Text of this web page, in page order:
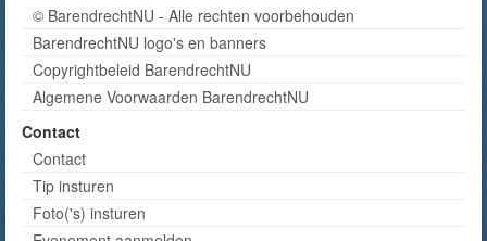
© BarendrechtNU - Alle rechten voorbehouden
BarendrechtNU logo's en banners
Copyrightbeleid BarendrechtNU
Algemene Voorwaarden BarendrechtNU
Contact
Contact
Tip insturen
Foto('s) insturen